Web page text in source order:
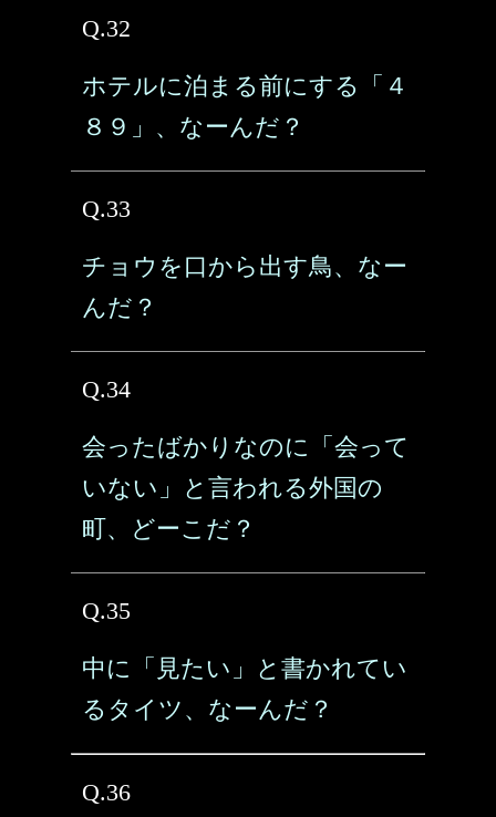
Q.32
ホテルに泊まる前にする「４
８９」、なーんだ？
Q.33
チョウを口から出す鳥、なー
んだ？
Q.34
会ったばかりなのに「会って
いない」と言われる外国の
町、どーこだ？
Q.35
中に「見たい」と書かれてい
るタイツ、なーんだ？
Q.36